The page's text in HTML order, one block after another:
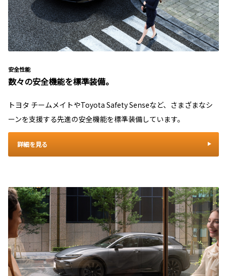
安全性能
数々の安全機能を標準装備。
トヨタ チームメイトやToyota Safety Senseなど、さまざまなシ
ーンを支援する先進の安全機能を標準装備しています。
詳細を見る